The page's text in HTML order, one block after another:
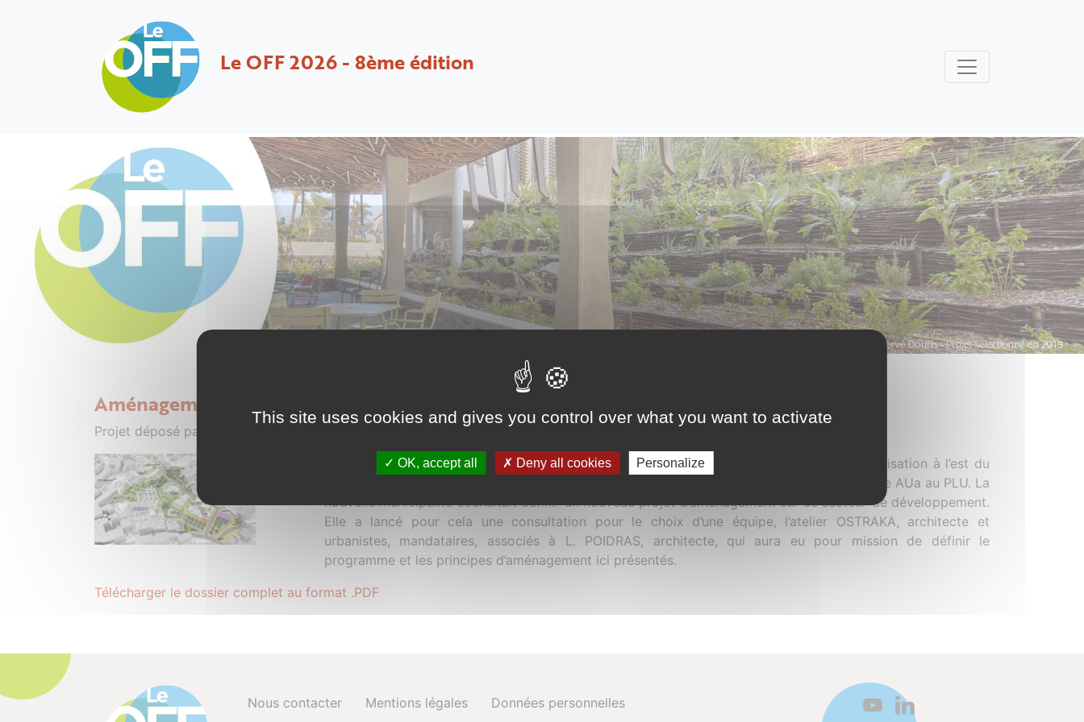
Le OFF 2026 - 8ème édition
Aménagement du secteur de La Bane (26110 VINSOBRES)
Projet déposé par Rémi Crouslé (Atelier Ostraka) - 28 novembre 2016
Le Plan Local d’Urbanisme de la commune de Vinsobres a défini un vaste secteur d’urbanisation à l’est du
village, secteur de La Bane. Ce secteur d’une surface d’environ 2 hectares est classé en zone AUa au PLU. La
nouvelle municipalité souhaitait définir un nouveau projet d’aménagement sur ce secteur de développement.
Elle a lancé pour cela une consultation pour le choix d’une équipe, l’atelier OSTRAKA, architecte et
urbanistes, mandataires, associés à L. POIDRAS, architecte, qui aura eu pour mission de définir le
programme et les principes d’aménagement ici présentés.
Télécharger le dossier complet au format .PDF
Nous contacter Mentions légales Données personnelles
This site uses cookies and gives you control over what you want to activate
OK, accept all Deny all cookies Personalize